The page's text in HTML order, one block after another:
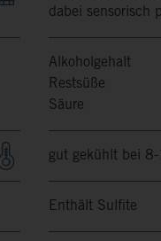
dabei sensorisch
Alkoholgehalt
Restsüße
Säure
gut gekühlt bei 8-
Enthält Sulfite